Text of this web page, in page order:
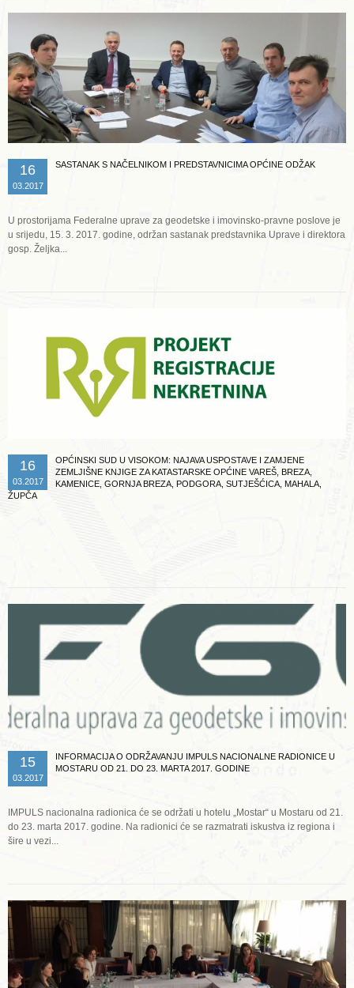
16
03.2017
SASTANAK S NAČELNIKOM I PREDSTAVNICIMA OPĆINE ODŽAK
U prostorijama Federalne uprave za geodetske i imovinsko-pravne poslove je
u srijedu, 15. 3. 2017. godine, održan sastanak predstavnika Uprave i direktora
gosp. Željka...
16
03.2017
OPĆINSKI SUD U VISOKOM: NAJAVA USPOSTAVE I ZAMJENE
ZEMLJIŠNE KNJIGE ZA KATASTARSKE OPĆINE VAREŠ, BREZA,
KAMENICE, GORNJA BREZA, PODGORA, SUTJEŠĆICA, MAHALA,
ŽUPČA
15
03.2017
INFORMACIJA O ODRŽAVANJU IMPULS NACIONALNE RADIONICE U
MOSTARU OD 21. DO 23. MARTA 2017. GODINE
IMPULS nacionalna radionica će se održati u hotelu „Mostar“ u Mostaru od 21.
do 23. marta 2017. godine. Na radionici će se razmatrati iskustva iz regiona i
šire u vezi...